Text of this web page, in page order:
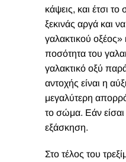
κάψεις, και έτσι
ξεκινάς αργά και
γαλακτικού
ποσότητα του
γαλακτικό οξύ
αντοχής είναι η
μεγαλύτερη
το σώμα. Εάν
εξάσκηση.
Στο τέλος του